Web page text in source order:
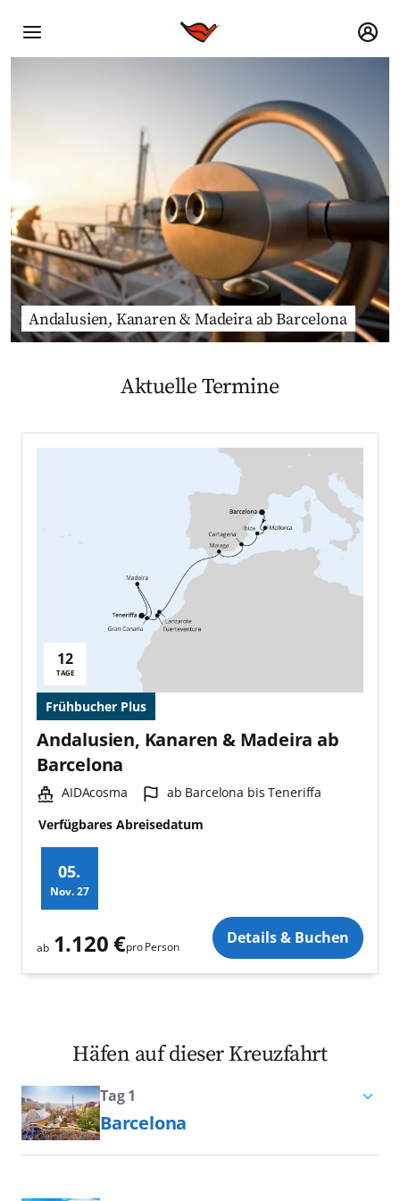
Andalusien, Kanaren & Madeira ab Barcelona
Aktuelle Termine
Frühbucher Plus
Andalusien, Kanaren & Madeira ab
Barcelona
Schiff:
AIDAcosma Hafen:
ab Barcelona bis Teneriffa
Verfügbares Abreisedatum
05.
Nov.27
Reisedauer:
12
TAGE
ab 1.120 €pro Person Details & Buchen
Häfen auf dieser Kreuzfahrt
Tag 1
Barcelona
Auf einer Kreuzfahrt nach Barcelona